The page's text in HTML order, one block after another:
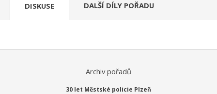
DISKUSE DALŠÍ DÍLY POŘADU
Archiv pořadů
30 let Městské policie Plzeň